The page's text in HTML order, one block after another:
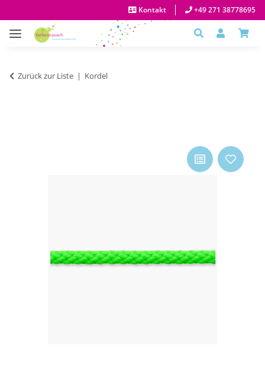
Kontakt +49 271 38778695
Zurück zur Liste Kordel